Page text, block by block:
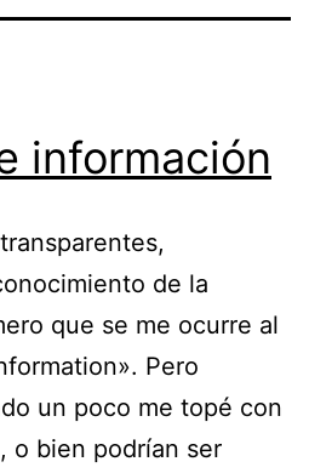
información
de la
que se me ocurre al
Pero
un poco me topé con
o bien podrían ser